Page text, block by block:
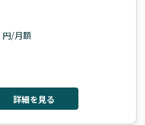
円/月額
詳細を見る